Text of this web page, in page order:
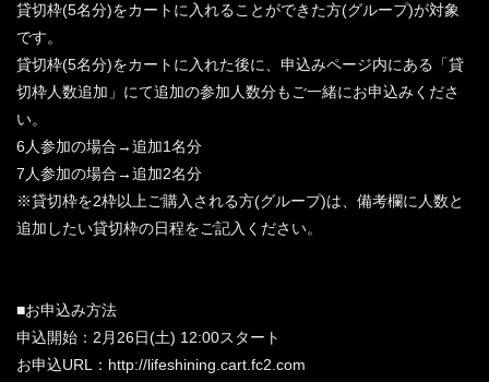
貸切枠(5名分)をカートに入れることができた方(グループ)が対象
です。
貸切枠(5名分)をカートに入れた後に、申込みページ内にある「貸
切枠人数追加」にて追加の参加人数分もご一緒にお申込みくださ
い。
6人参加の場合→追加1名分
7人参加の場合→追加2名分
※貸切枠を2枠以上ご購入される方(グループ)は、備考欄に人数と
追加したい貸切枠の日程をご記入ください。
■お申込み方法
申込開始：2月26日(土) 12:00スタート
お申込URL：http://lifeshining.cart.fc2.com